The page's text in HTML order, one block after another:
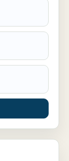
til